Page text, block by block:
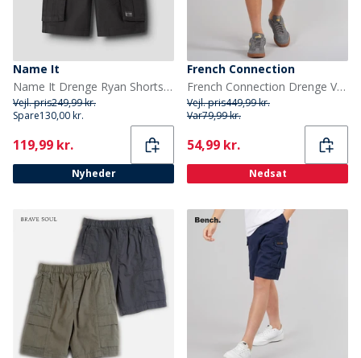
Name It
Name It Drenge Ryan Shorts Black Oyster
Vejl. pris249,99 kr.
Spare130,00 kr.
Current
119,99 kr.
Nyheder
French Connection
French Connection Drenge Vault Cargo Shorts Sort
Vejl. pris449,99 kr.
Var79,99 kr.
Current
54,99 kr.
Nedsat